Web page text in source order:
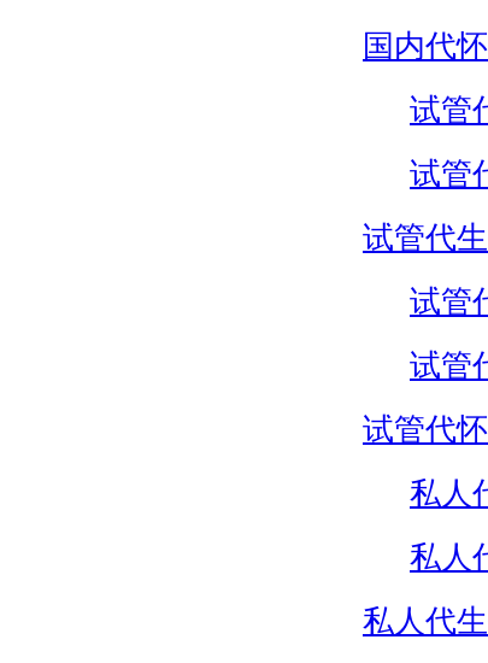
国内代
试管
试管
试管代
试管
试管
试管代
私人
私人
私人代